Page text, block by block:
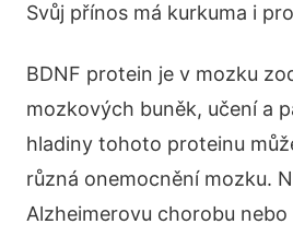
Svůj přínos má kurkuma i
BDNF protein je v mozku
mozkových buněk, učení a
hladiny tohoto proteinu
různá onemocnění mozku.
Alzheimerovu chorobu nebo